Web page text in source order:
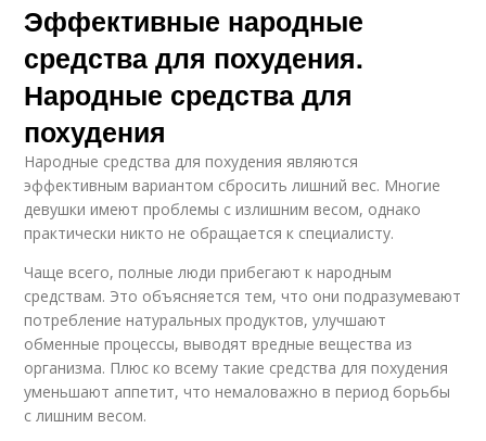
Эффективные народные
средства для похудения.
Народные средства для
похудения
Народные средства для похудения являются
эффективным вариантом сбросить лишний вес. Многие
девушки имеют проблемы с излишним весом, однако
практически никто не обращается к специалисту.
Чаще всего, полные люди прибегают к народным
средствам. Это объясняется тем, что они подразумевают
потребление натуральных продуктов, улучшают
обменные процессы, выводят вредные вещества из
организма. Плюс ко всему такие средства для похудения
уменьшают аппетит, что немаловажно в период борьбы
с лишним весом.